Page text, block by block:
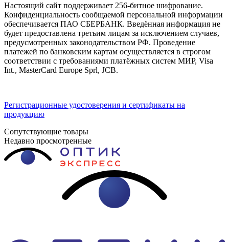
Настоящий сайт поддерживает 256-битное шифрование.
Конфиденциальность сообщаемой персональной информации
обеспечивается ПАО СБЕРБАНК. Введённая информация не
будет предоставлена третьим лицам за исключением случаев,
предусмотренных законодательством РФ. Проведение
платежей по банковским картам осуществляется в строгом
соответствии с требованиями платёжных систем МИР, Visa
Int., MasterCard Europe Sprl, JCB.
Регистрационные удостоверения и сертификаты на
продукцию
Сопутствующие товары
Недавно просмотренные